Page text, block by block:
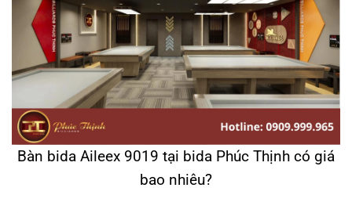
Bàn bida Aileex 9019 tại bida Phúc Thịnh có giá
bao nhiêu?